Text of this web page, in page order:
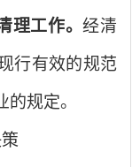
理工作。经清
行有效的规范
规定。